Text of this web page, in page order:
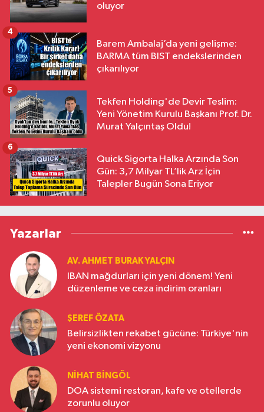
oluyor
Barem Ambalaj’da yeni gelişme:
BARMA tüm BIST endekslerinden
çıkarılıyor
4
Tekfen Holding'de Devir Teslim:
Yeni Yönetim Kurulu Başkanı Prof. Dr.
Murat Yalçıntaş Oldu!
5
Quick Sigorta Halka Arzında Son
Gün: 3,7 Milyar TL’lik Arz İçin
Talepler Bugün Sona Eriyor
6
Yazarlar
AV. AHMET BURAK YALÇIN
IBAN mağdurları için yeni dönem! Yeni
düzenleme ve ceza indirim oranları
ŞEREF ÖZATA
Belirsizlikten rekabet gücüne: Türkiye'nin
yeni ekonomi vizyonu
NIHAT BINGÖL
DOA sistemi restoran, kafe ve otellerde
zorunlu oluyor